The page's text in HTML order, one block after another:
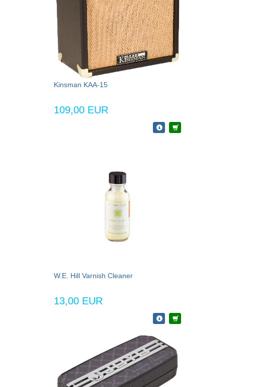
Kinsman KAA-15
109,00 EUR
W.E. Hill Varnish Cleaner
13,00 EUR